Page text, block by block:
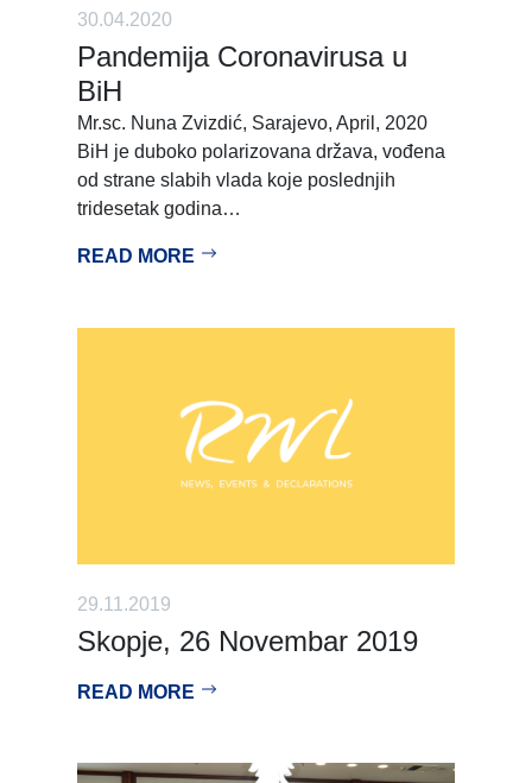
30.04.2020
Pandemija Coronavirusa u
BiH
Mr.sc. Nuna Zvizdić, Sarajevo, April, 2020
BiH je duboko polarizovana država, vođena
od strane slabih vlada koje poslednjih
tridesetak godina…
READ MORE
29.11.2019
Skopje, 26 Novembar 2019
READ MORE